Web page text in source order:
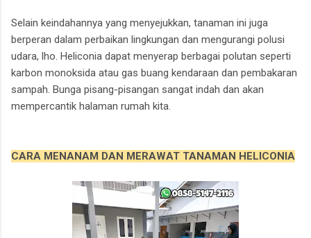
Selain keindahannya yang menyejukkan, tanaman ini juga
berperan dalam perbaikan lingkungan dan mengurangi polusi
udara, lho. Heliconia dapat menyerap berbagai polutan seperti
karbon monoksida atau gas buang kendaraan dan pembakaran
sampah. Bunga pisang-pisangan sangat indah dan akan
mempercantik halaman rumah kita.
CARA MENANAM DAN MERAWAT TANAMAN HELICONIA